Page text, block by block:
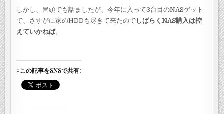
しかし、冒頭でも話ましたが、今年に入って3台目のNASゲット
で、さすがに家のHDDも尽きて来たのでしばらくNAS購入は控
えていかねば。
↓この記事をSNSで共有: